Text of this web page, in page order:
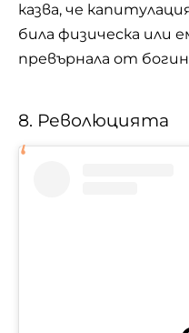
казва, че
била физическа или
превърнала от
8. Революцията